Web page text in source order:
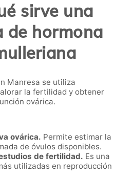
sirve una
de hormona
Manresa se utiliza
la fertilidad y obtener
ovárica.
ovárica. Permite estimar la
de óvulos disponibles.
de fertilidad. Es una
utilizadas en reproducción